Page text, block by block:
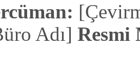
Adı]